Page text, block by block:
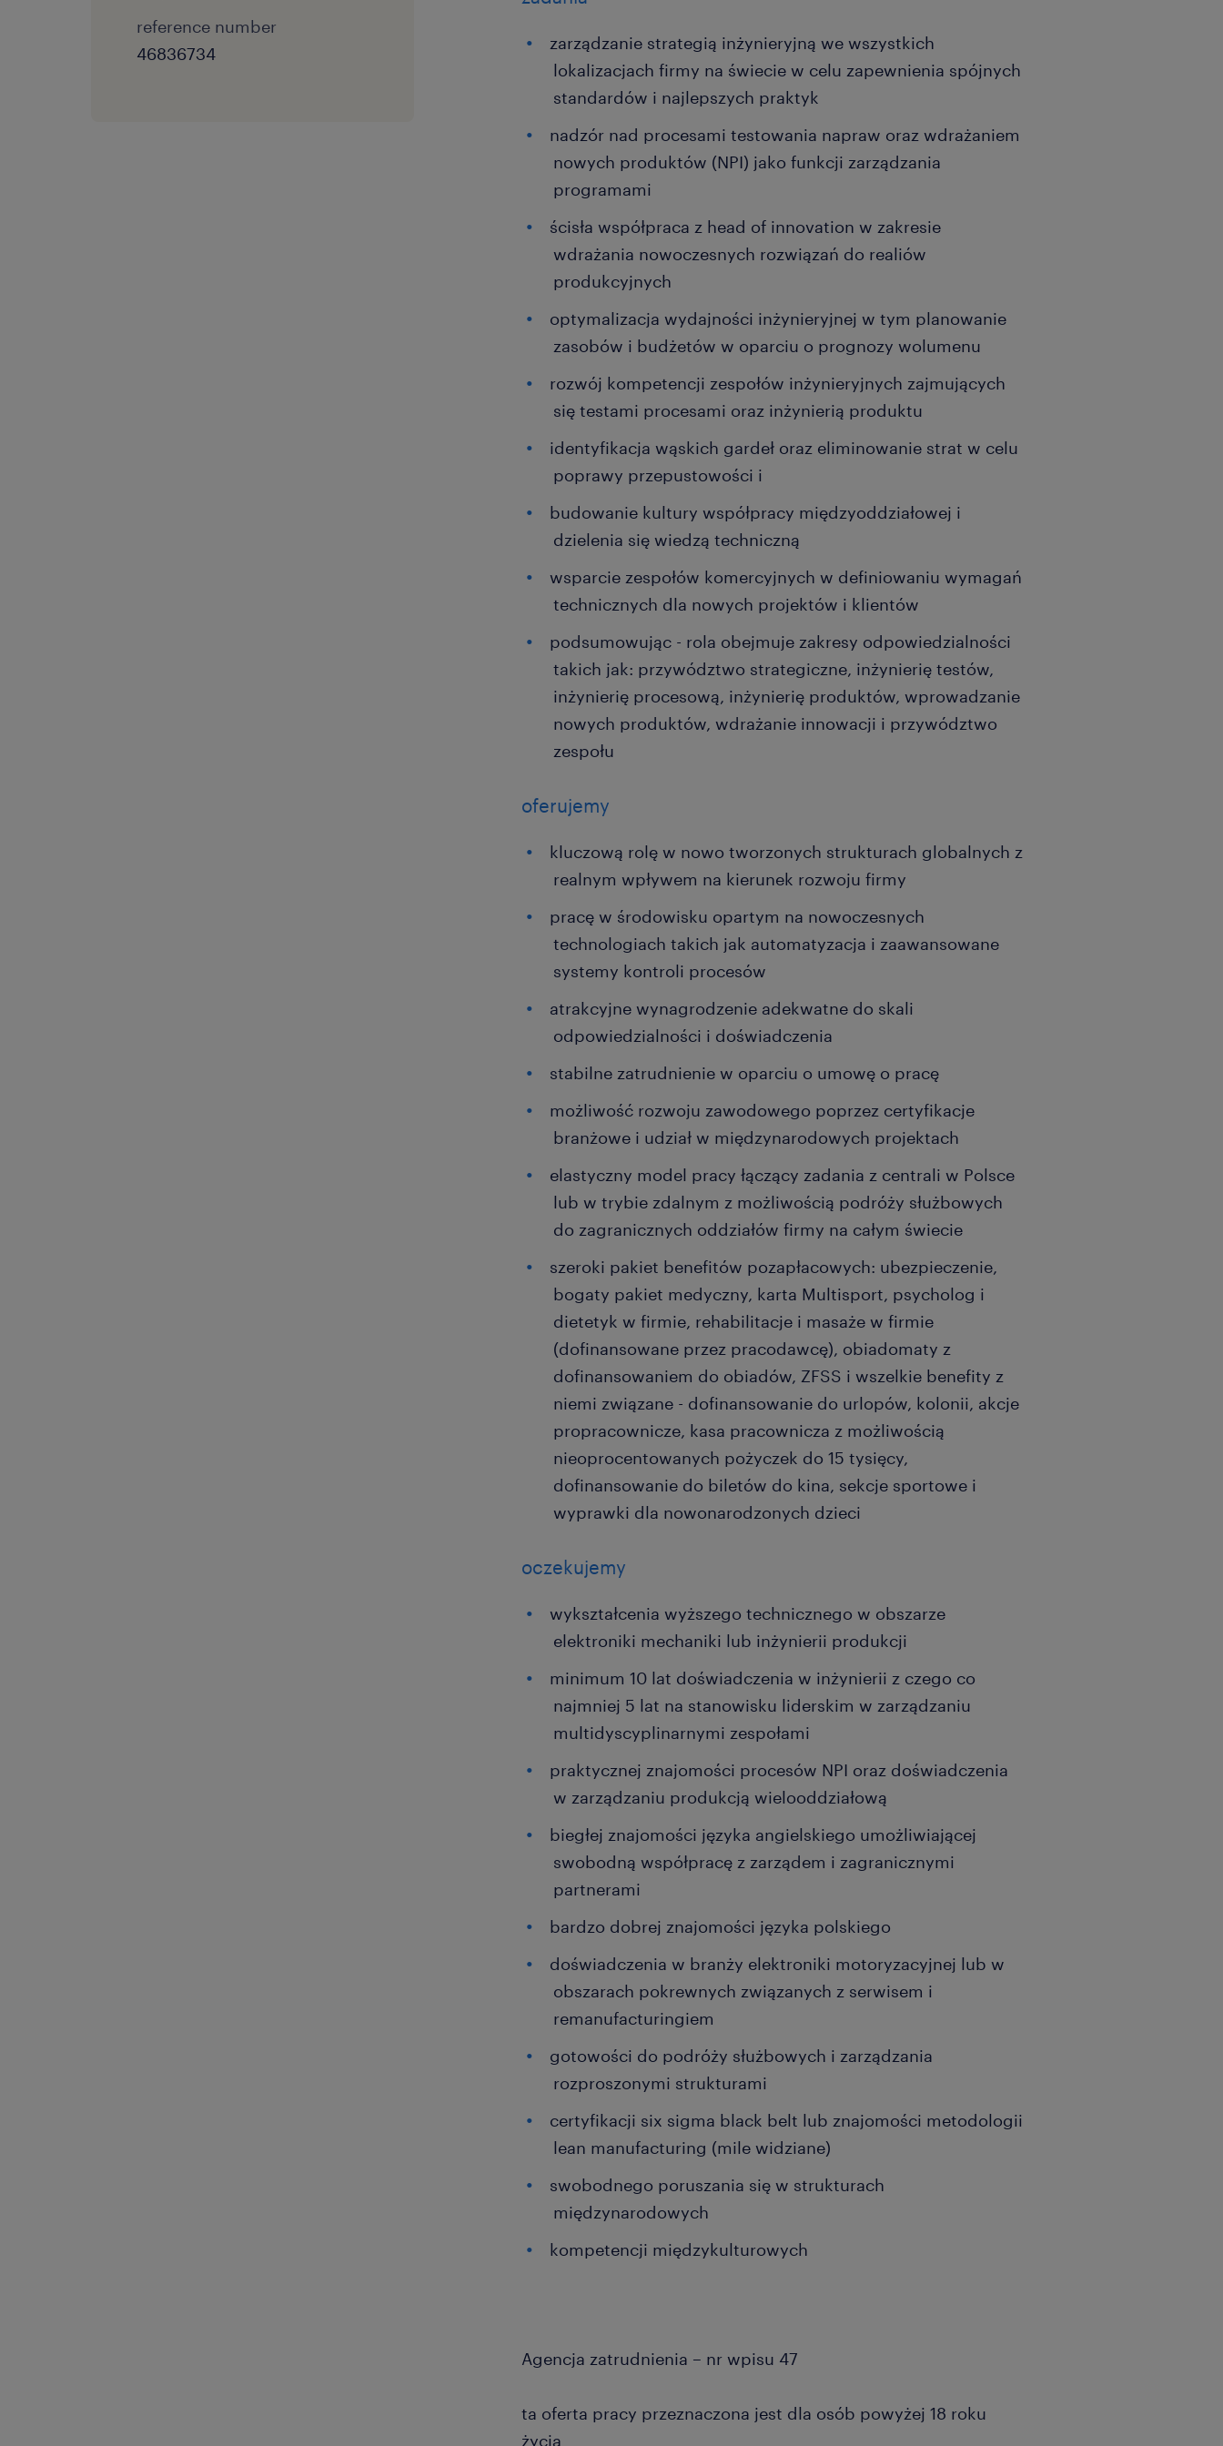
reference number
46836734
zarządzanie strategią inżynieryjną we wszystkich
lokalizacjach firmy na świecie w celu zapewnienia spójnych
standardów i najlepszych praktyk
nadzór nad procesami testowania napraw oraz wdrażaniem
nowych produktów (NPI) jako funkcji zarządzania
programami
ścisła współpraca z head of innovation w zakresie
wdrażania nowoczesnych rozwiązań do realiów
produkcyjnych
optymalizacja wydajności inżynieryjnej w tym planowanie
zasobów i budżetów w oparciu o prognozy wolumenu
rozwój kompetencji zespołów inżynieryjnych zajmujących
się testami procesami oraz inżynierią produktu
identyfikacja wąskich gardeł oraz eliminowanie strat w celu
poprawy przepustowości i
budowanie kultury współpracy międzyoddziałowej i
dzielenia się wiedzą techniczną
wsparcie zespołów komercyjnych w definiowaniu wymagań
technicznych dla nowych projektów i klientów
podsumowując - rola obejmuje zakresy odpowiedzialności
takich jak: przywództwo strategiczne, inżynierię testów,
inżynierię procesową, inżynierię produktów, wprowadzanie
nowych produktów, wdrażanie innowacji i przywództwo
zespołu
oferujemy
kluczową rolę w nowo tworzonych strukturach globalnych z
realnym wpływem na kierunek rozwoju firmy
pracę w środowisku opartym na nowoczesnych
technologiach takich jak automatyzacja i zaawansowane
systemy kontroli procesów
atrakcyjne wynagrodzenie adekwatne do skali
odpowiedzialności i doświadczenia
stabilne zatrudnienie w oparciu o umowę o pracę
możliwość rozwoju zawodowego poprzez certyfikacje
branżowe i udział w międzynarodowych projektach
elastyczny model pracy łączący zadania z centrali w Polsce
lub w trybie zdalnym z możliwością podróży służbowych
do zagranicznych oddziałów firmy na całym świecie
szeroki pakiet benefitów pozapłacowych: ubezpieczenie,
bogaty pakiet medyczny, karta Multisport, psycholog i
dietetyk w firmie, rehabilitacje i masaże w firmie
(dofinansowane przez pracodawcę), obiadomaty z
dofinansowaniem do obiadów, ZFSS i wszelkie benefity z
niemi związane - dofinansowanie do urlopów, kolonii, akcje
propracownicze, kasa pracownicza z możliwością
nieoprocentowanych pożyczek do 15 tysięcy,
dofinansowanie do biletów do kina, sekcje sportowe i
wyprawki dla nowonarodzonych dzieci
oczekujemy
wykształcenia wyższego technicznego w obszarze
elektroniki mechaniki lub inżynierii produkcji
minimum 10 lat doświadczenia w inżynierii z czego co
najmniej 5 lat na stanowisku liderskim w zarządzaniu
multidyscyplinarnymi zespołami
praktycznej znajomości procesów NPI oraz doświadczenia
w zarządzaniu produkcją wielooddziałową
biegłej znajomości języka angielskiego umożliwiającej
swobodną współpracę z zarządem i zagranicznymi
partnerami
bardzo dobrej znajomości języka polskiego
doświadczenia w branży elektroniki motoryzacyjnej lub w
obszarach pokrewnych związanych z serwisem i
remanufacturingiem
gotowości do podróży służbowych i zarządzania
rozproszonymi strukturami
certyfikacji six sigma black belt lub znajomości metodologii
lean manufacturing (mile widziane)
swobodnego poruszania się w strukturach
międzynarodowych
kompetencji międzykulturowych
Agencja zatrudnienia – nr wpisu 47
ta oferta pracy przeznaczona jest dla osób powyżej 18 roku
życia